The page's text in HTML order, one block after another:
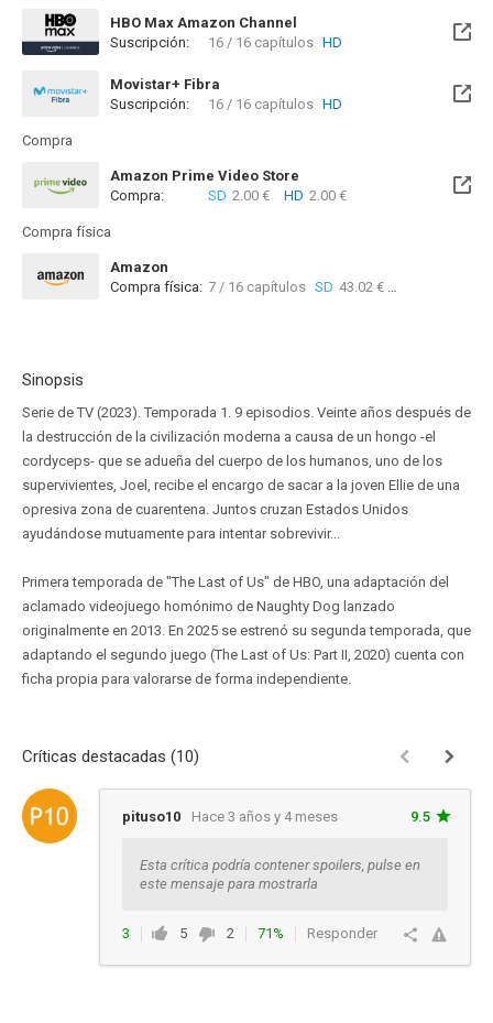
HBO Max Amazon Channel
Suscripción:
16 / 16 capítulos HD
Movistar+ Fibra
Disponible hasta el Sab, 15 Ene 2028 (Queda 1 año)
Suscripción: 16 / 16 capítulos HD
Compra
Amazon Prime Video Store
Compra:
SD 2.00 € HD 2.00 €
Compra física
Amazon
Compra física: 7 / 16 capítulos SD 43.02 €
Sinopsis
Serie de TV (2023). Temporada 1. 9 episodios. Veinte años después de
la destrucción de la civilización moderna a causa de un hongo -el
cordyceps- que se adueña del cuerpo de los humanos, uno de los
supervivientes, Joel, recibe el encargo de sacar a la joven Ellie de una
opresiva zona de cuarentena. Juntos cruzan Estados Unidos
ayudándose mutuamente para intentar sobrevivir...
Primera temporada de "The Last of Us" de HBO, una adaptación del
aclamado videojuego homónimo de Naughty Dog lanzado
originalmente en 2013. En 2025 se estrenó su segunda temporada, que
adaptando el segundo juego (The Last of Us: Part II, 2020) cuenta con
ficha propia para valorarse de forma independiente.
Críticas destacadas (10)
pituso10 Hace 3 años y 4 meses 9.5
Esta crítica podría contener spoilers, pulse en
este mensaje para mostrarla
3 5 2 71% Responder